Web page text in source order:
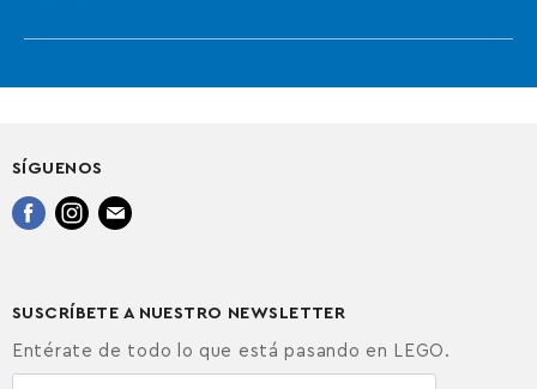
SÍGUENOS
Encuéntrenos
Encuéntrenos
Encuéntrenos
SUSCRÍBETE A NUESTRO NEWSLETTER
Entérate de todo lo que está pasando en LEGO.